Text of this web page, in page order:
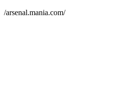
/arsenal.mania.com/